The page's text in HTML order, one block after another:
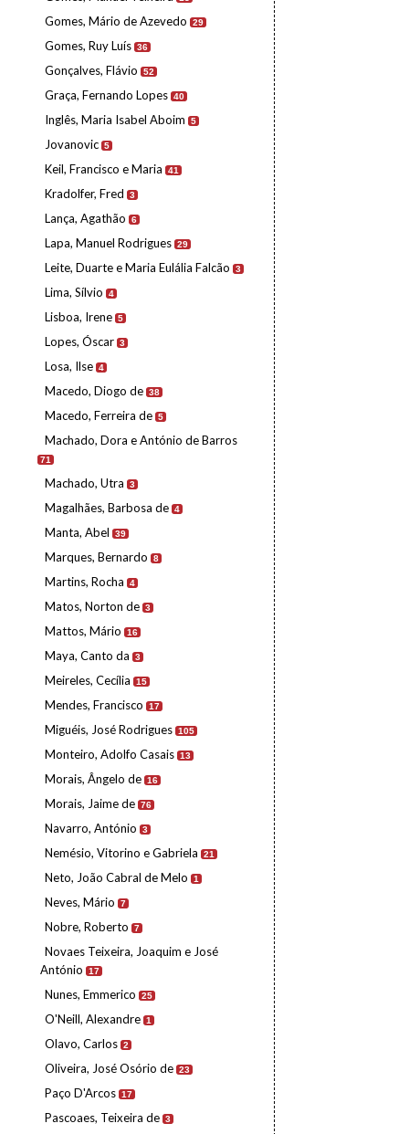
Gomes, Mário de Azevedo 29
Gomes, Ruy Luís 36
Gonçalves, Flávio 52
Graça, Fernando Lopes 40
Inglês, Maria Isabel Aboim 5
Jovanovic 5
Keil, Francisco e Maria 41
Kradolfer, Fred 3
Lança, Agathão 6
Lapa, Manuel Rodrigues 29
Leite, Duarte e Maria Eulália Falcão 3
Lima, Sílvio 4
Lisboa, Irene 5
Lopes, Óscar 3
Losa, Ilse 4
Macedo, Diogo de 38
Macedo, Ferreira de 5
Machado, Dora e António de Barros
71
Machado, Utra 3
Magalhães, Barbosa de 4
Manta, Abel 39
Marques, Bernardo 8
Martins, Rocha 4
Matos, Norton de 3
Mattos, Mário 16
Maya, Canto da 3
Meireles, Cecília 15
Mendes, Francisco 17
Miguéis, José Rodrigues 105
Monteiro, Adolfo Casais 13
Morais, Ângelo de 16
Morais, Jaime de 76
Navarro, António 3
Nemésio, Vitorino e Gabriela 21
Neto, João Cabral de Melo 1
Neves, Mário 7
Nobre, Roberto 7
Novaes Teixeira, Joaquim e José
António
17
Nunes, Emmerico 25
O'Neill, Alexandre 1
Olavo, Carlos 2
Oliveira, José Osório de 23
Paço D'Arcos 17
Pascoaes, Teixeira de 3